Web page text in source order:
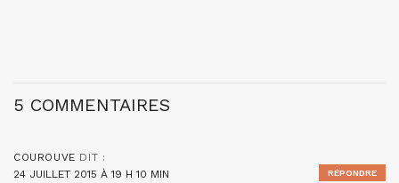
5 COMMENTAIRES
COUROUVE DIT :
24 JUILLET 2015 À 19 H 10 MIN
RÉPONDRE